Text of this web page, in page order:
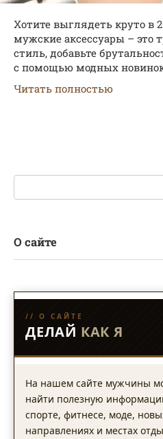
Хотите выглядеть круто в
мужские аксессуары – это
стиль, добавьте
с помощью модных
Читать полностью
Поиск:
О сайте
// О САЙТЕ
ДЕЛАЙ КАК Я
На нашем сайте мужчины
найти полезную
спорте, фитнесе, моде,
направлениях и местах